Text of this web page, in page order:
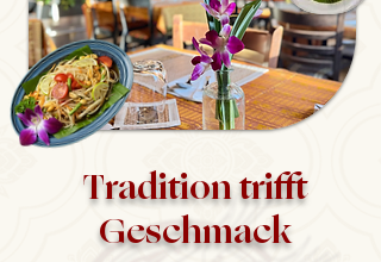
Tradition trifft
Geschmack